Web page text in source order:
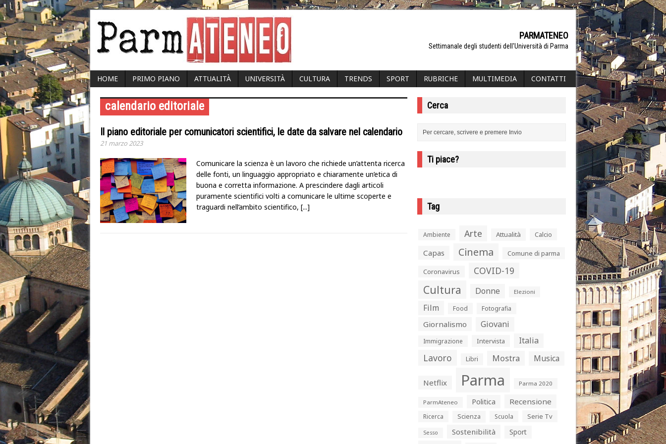
PARMATENEO
Settimanale degli studenti dell'Università di Parma
HOME PRIMO PIANO ATTUALITÀ UNIVERSITÀ CULTURA TRENDS SPORT RUBRICHE MULTIMEDIA CONTATTI
calendario editoriale
Il piano editoriale per comunicatori scientifici, le date da salvare nel calendario
21 marzo 2023
Comunicare la scienza è un lavoro che richiede un’attenta ricerca
delle fonti, un linguaggio appropriato e chiaramente un’etica di
buona e corretta informazione. A prescindere dagli articoli
puramente scientifici volti a comunicare le ultime scoperte e
traguardi nell’ambito scientifico, [...]
Cerca
Ti piace?
Tag
Ambiente Arte Attualità Calcio
Capas Cinema Comune di parma
Coronavirus COVID-19
Cultura Donne Elezioni
Film Food Fotografia
Giornalismo Giovani
Immigrazione Intervista Italia
Lavoro Libri Mostra Musica
Netflix Parma Parma 2020
ParmAteneo Politica Recensione
Ricerca Scienza Scuola Serie Tv
Sesso Sostenibilità Sport